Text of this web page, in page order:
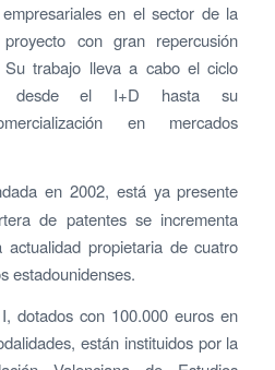
en el sector de la
con gran repercusión
trabajo lleva a cabo el ciclo
desde el I+D hasta su
en mercados
en 2002, está ya presente
de patentes se incrementa
propietaria de cuatro
estadounidenses.
dotados con 100.000 euros en
están instituidos por la